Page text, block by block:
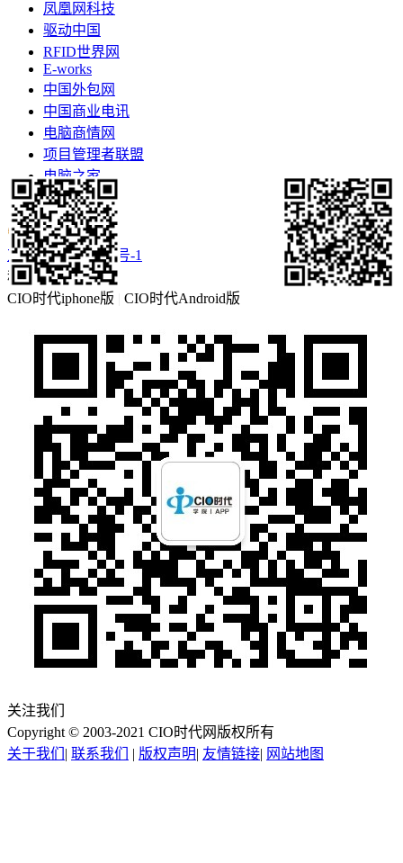
凤凰网科技
驱动中国
RFID世界网
E-works
中国外包网
中国商业电讯
电脑商情网
项目管理者联盟
电脑之家
更多>>
京ICP备16057460号-1
移动客户端
CIO时代iphone版
CIO时代Android版
关注我们
Copyright © 2003-2021 CIO时代网版权所有
关于我们 | 联系我们 | 版权声明| 友情链接| 网站地图